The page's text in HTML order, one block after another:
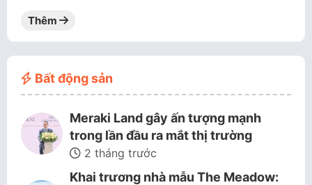
Thêm
Bất động sản
Meraki Land gây ấn tượng mạnh
trong lần đầu ra mắt thị trường
2 tháng trước
Khai trương nhà mẫu The Meadow: